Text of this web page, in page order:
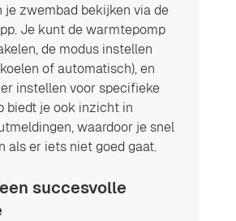
je zwembad bekijken via de
Je kunt de warmtepomp
de modus instellen
of automatisch), en
instellen voor specifieke
biedt je ook inzicht in
waardoor je snel
als er iets niet goed gaat.
succesvolle